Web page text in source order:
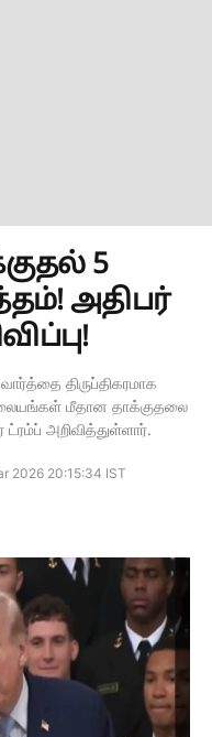
5
அதிபர்
திருப்திகரமாக
மீதான தாக்குதலை
அறிவித்துள்ளார்.
2026 20:15:34 IST